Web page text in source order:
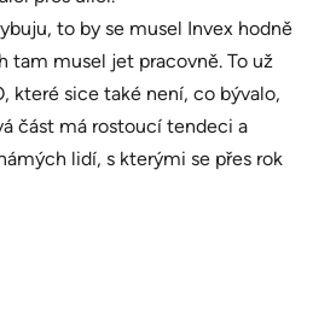
to by se musel Invex hodně
tam musel jet pracovně. To už
které sice také není, co bývalo,
část má rostoucí tendeci a
lidí, s kterými se přes rok